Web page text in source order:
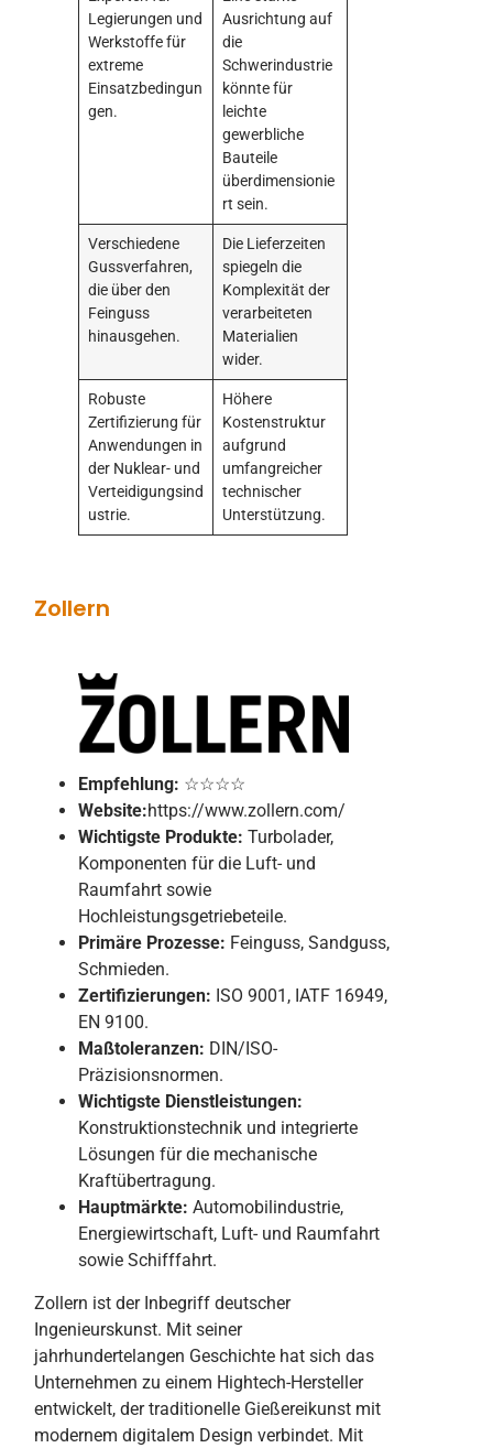
Legierungen und
Werkstoffe für
extreme
Einsatzbedingun
gen.
Ausrichtung auf
die
Schwerindustrie
könnte für
leichte
gewerbliche
Bauteile
überdimensionie
rt sein.
Verschiedene
Gussverfahren,
die über den
Feinguss
hinausgehen.
Die Lieferzeiten
spiegeln die
Komplexität der
verarbeiteten
Materialien
wider.
Robuste
Zertifizierung für
Anwendungen in
der Nuklear- und
Verteidigungsind
ustrie.
Höhere
Kostenstruktur
aufgrund
umfangreicher
technischer
Unterstützung.
Zollern
Empfehlung: ☆☆☆☆
Website:https://www.zollern.com/
Wichtigste Produkte: Turbolader,
Komponenten für die Luft- und
Raumfahrt sowie
Hochleistungsgetriebeteile.
Primäre Prozesse: Feinguss, Sandguss,
Schmieden.
Zertifizierungen: ISO 9001, IATF 16949,
EN 9100.
Maßtoleranzen: DIN/ISO-
Präzisionsnormen.
Wichtigste Dienstleistungen:
Konstruktionstechnik und integrierte
Lösungen für die mechanische
Kraftübertragung.
Hauptmärkte: Automobilindustrie,
Energiewirtschaft, Luft- und Raumfahrt
sowie Schifffahrt.
Zollern ist der Inbegriff deutscher
Ingenieurskunst. Mit seiner
jahrhundertelangen Geschichte hat sich das
Unternehmen zu einem Hightech-Hersteller
entwickelt, der traditionelle Gießereikunst mit
modernem digitalem Design verbindet. Mit